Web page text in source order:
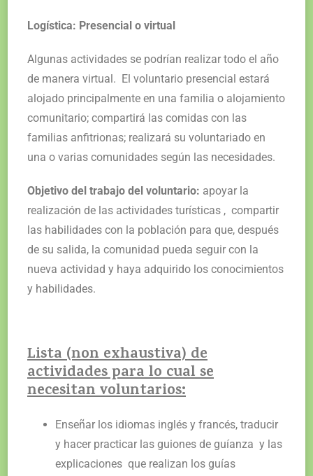
Logística: Presencial o virtual
Algunas actividades se podrían realizar todo el año
de manera virtual. El voluntario presencial estará
alojado principalmente en una familia o alojamiento
comunitario; compartirá las comidas con las
familias anfitrionas; realizará su voluntariado en
una o varias comunidades según las necesidades.
Objetivo del trabajo del voluntario: apoyar la
realización de las actividades turísticas , compartir
las habilidades con la población para que, después
de su salida, la comunidad pueda seguir con la
nueva actividad y haya adquirido los conocimientos
y habilidades.
Lista (non exhaustiva) de
actividades para lo cual se
necesitan voluntarios:
Enseñar los idiomas inglés y francés, traducir
y hacer practicar las guiones de guíanza y las
explicaciones que realizan los guías